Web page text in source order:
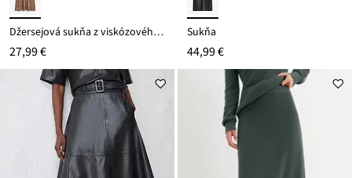
Džersejová sukňa z viskózového mixu
27,99 €
Sukňa
44,99 €